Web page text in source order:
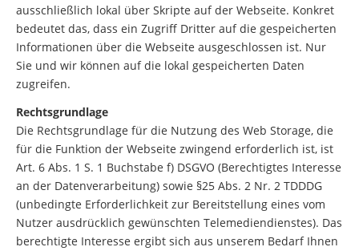
ausschließlich lokal über Skripte auf der Webseite. Konkret
bedeutet das, dass ein Zugriff Dritter auf die gespeicherten
Informationen über die Webseite ausgeschlossen ist. Nur
Sie und wir können auf die lokal gespeicherten Daten
zugreifen.
Rechtsgrundlage
Die Rechtsgrundlage für die Nutzung des Web Storage, die
für die Funktion der Webseite zwingend erforderlich ist, ist
Art. 6 Abs. 1 S. 1 Buchstabe f) DSGVO (Berechtigtes Interesse
an der Datenverarbeitung) sowie §25 Abs. 2 Nr. 2 TDDDG
(unbedingte Erforderlichkeit zur Bereitstellung eines vom
Nutzer ausdrücklich gewünschten Telemediendienstes). Das
berechtigte Interesse ergibt sich aus unserem Bedarf Ihnen